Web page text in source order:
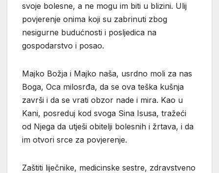
svoje bolesne, a ne mogu im biti u blizini. Ulij
povjerenje onima koji su zabrinuti zbog
nesigurne budućnosti i posljedica na
gospodarstvo i posao.
Majko Božja i Majko naša, usrdno moli za nas
Boga, Oca milosrđa, da se ova teška kušnja
završi i da se vrati obzor nade i mira. Kao u
Kani, posreduj kod svoga Sina Isusa, tražeći
od Njega da utješi obitelji bolesnih i žrtava, i da
im otvori srce za povjerenje.
Zaštiti liječnike, medicinske sestre, zdravstveno